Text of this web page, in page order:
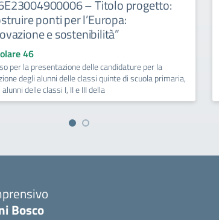
– Titolo progetto:
ponti per l’Europa:
e sostenibilità”
46
per la presentazione delle candidature per la
degli alunni delle classi quinte di scuola primaria,
delle classi I, II e III della
Bosco